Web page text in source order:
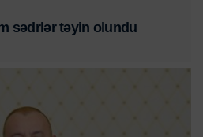
sədrlər təyin olundu